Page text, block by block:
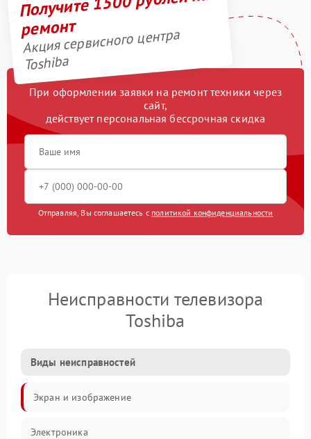
ремонт
Акция сервисного центра
Toshiba
При оформлении заявки на ремонт техники через
сайт,
действует персональная бессрочная скидка
Отправляя, Вы соглашаетесь с политикой конфиденциальности
Неисправности телевизора
Toshiba
Виды неисправностей
Экран и изображение
Электроника